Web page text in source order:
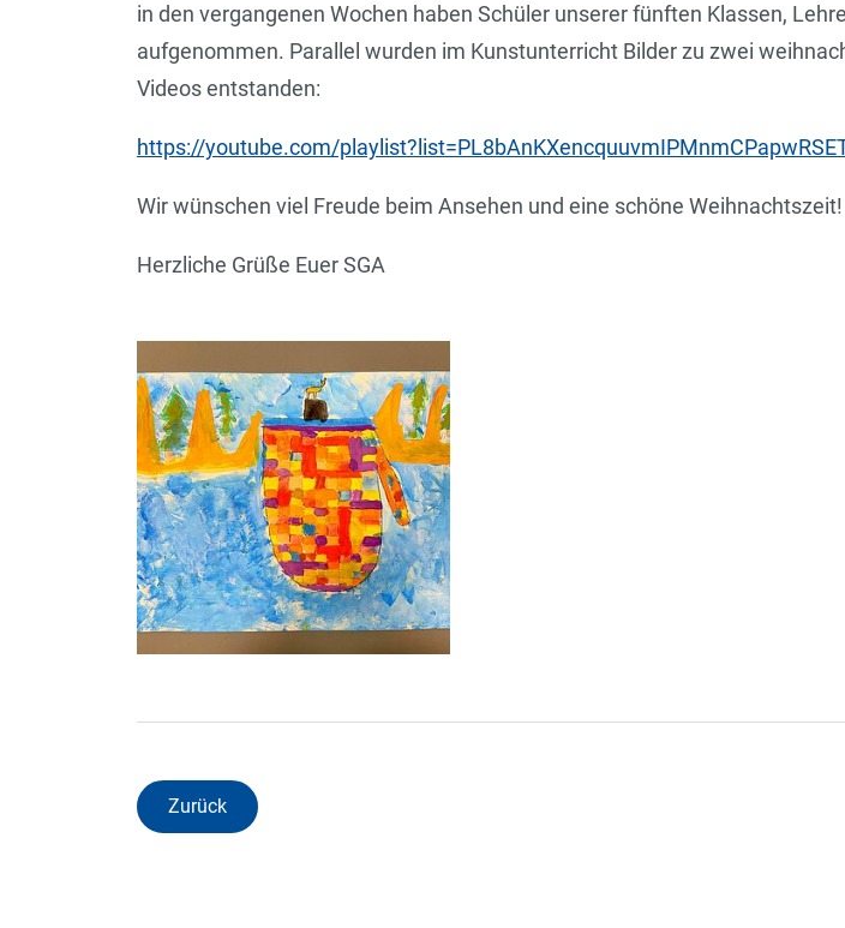
in den vergangenen Wochen haben Schüler unserer fünften Klassen,
aufgenommen. Parallel wurden im Kunstunterricht Bilder zu zwei
Videos entstanden:
https://youtube.com/
Wir wünschen viel Freude beim Ansehen und eine schöne Weihnachtszeit!
Herzliche Grüße Euer SGA
Zurück